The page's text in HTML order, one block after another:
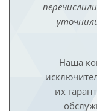
Наша
их